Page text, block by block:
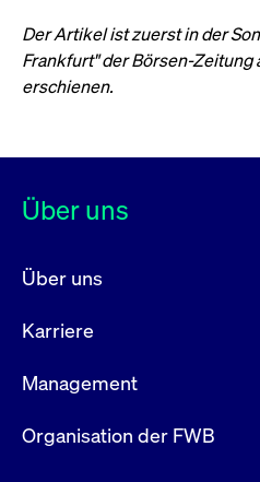
Der Artikel ist zuerst in der
Frankfurt" der Börsen-Zeitung
erschienen.
Über uns
Über uns
Karriere
Management
Organisation der FWB